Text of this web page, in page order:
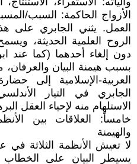
الأزواج الحاكمة: السبب/
العمل. يثني الجابري على
الروح العلمية الحديثة،
دون إلغاء أحدهما (كما عند
بسبب هيمنة البيان
العربية-الإسلامية إلى
الجابري في التيار
الاستلهام منه لإحياء العقل
خامساً: العلاقات بين
والهيمنة
لا تعيش الأنظمة الثلاثة في
يسيطر البيان على الخطاب